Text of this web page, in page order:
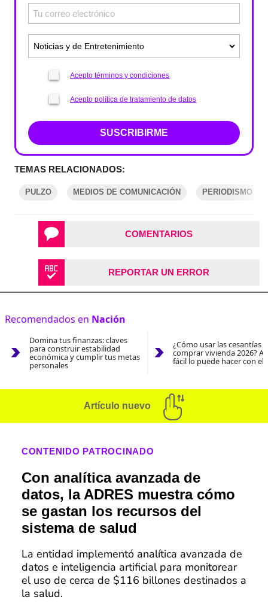
Acepto términos y condiciones
Acepto política de tratamiento de datos
SUSCRIBIRME
TEMAS RELACIONADOS:
PULZO MEDIOS DE COMUNICACIÓN PERIODISMO
COMENTARIOS
REPORTAR UN ERROR
Recomendados en Nación
Domina tus finanzas: claves
para construir estabilidad
económica y cumplir tus metas
personales
¿Cómo usar las cesantías
comprar vivienda 2026?
fácil lo puede hacer con el
Artículo nuevo
CONTENIDO PATROCINADO
Con analítica avanzada de
datos, la ADRES muestra cómo
se gastan los recursos del
sistema de salud
La entidad implementó analítica avanzada de
datos e inteligencia artificial para monitorear
el uso de cerca de $116 billones destinados a
la salud.